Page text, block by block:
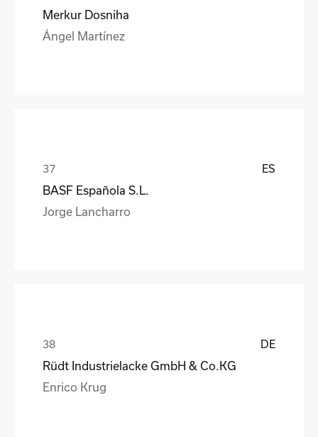
Merkur Dosniha
Ángel Martínez
ES
BASF Española S.L.
Jorge Lancharro
DE
Rüdt Industrielacke GmbH & Co.KG
Enrico Krug